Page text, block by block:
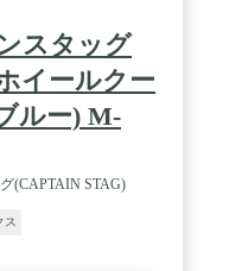
スタッグ
イールクー
ルー) M-
(CAPTAIN STAG)
ス